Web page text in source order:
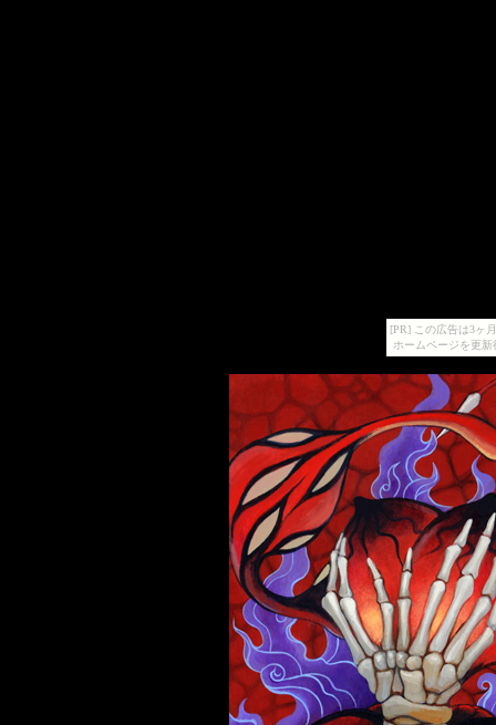
[PR] この広告は3ヶ
ホームページを更